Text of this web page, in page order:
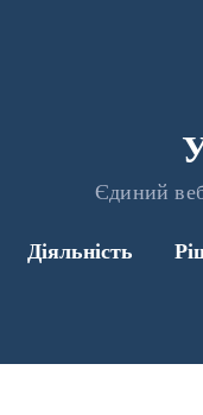
Єдиний
Діяльність